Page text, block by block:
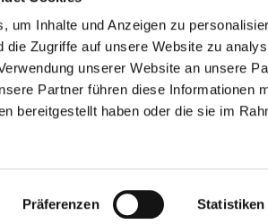
um Inhalte und Anzeigen zu
die Zugriffe auf unsere Website zu
unserer Website an unsere
Partner führen diese Informationen
bereitgestellt haben oder die sie im
Präferenzen Statistiken